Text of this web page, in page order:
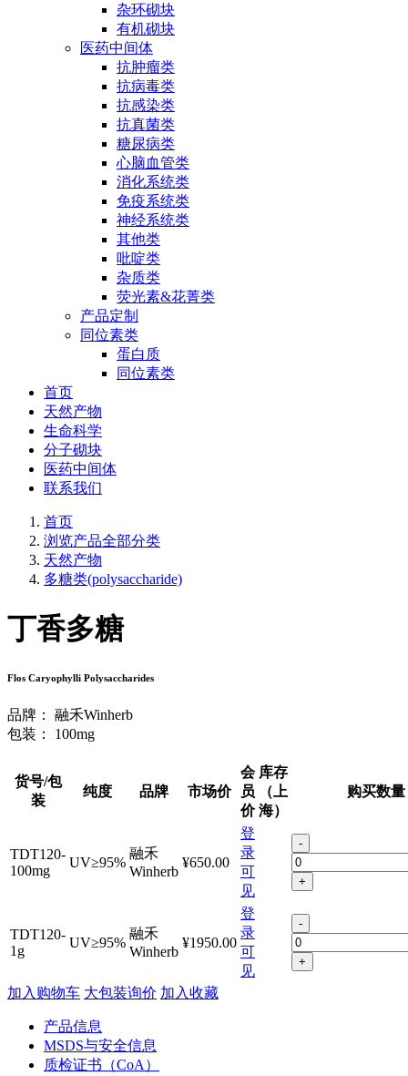
杂环砌块
有机砌块
医药中间体
抗肿瘤类
抗病毒类
抗感染类
抗真菌类
糖尿病类
心脑血管类
消化系统类
免疫系统类
神经系统类
其他类
吡啶类
杂质类
荧光素&花菁类
产品定制
同位素类
蛋白质
同位素类
首页
天然产物
生命科学
分子砌块
医药中间体
联系我们
首页
浏览产品全部分类
天然产物
多糖类(polysaccharide)
丁香多糖
Flos Caryophylli Polysaccharides
品牌：
融禾Winherb
包装：
100mg
货号/包
装
纯度 品牌 市场价
会
员
价
库存
（上
海）
购买数量
TDT120-
100mg
UV≥95%
融禾
Winherb
¥650.00
登
录
可
见
-
+
TDT120-
1g
UV≥95%
融禾
Winherb
¥1950.00
登
录
可
见
-
+
加入购物车 大包装询价 加入收藏
产品信息
MSDS与安全信息
质检证书（CoA）